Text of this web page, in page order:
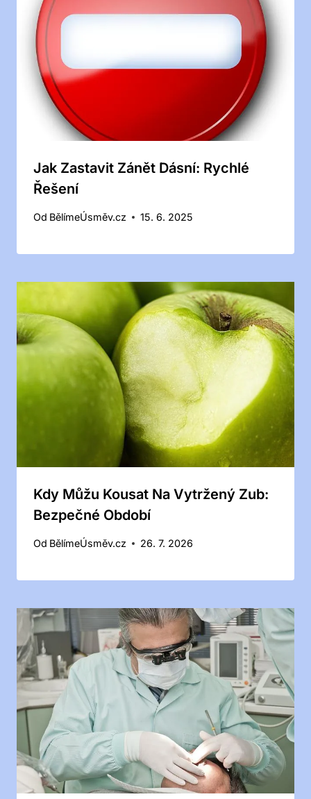
Jak Zastavit Zánět Dásní: Rychlé
Řešení
Od BělímeÚsměv.cz 15. 6. 2025
Kdy Můžu Kousat Na Vytržený Zub:
Bezpečné Období
Od BělímeÚsměv.cz 26. 7. 2026